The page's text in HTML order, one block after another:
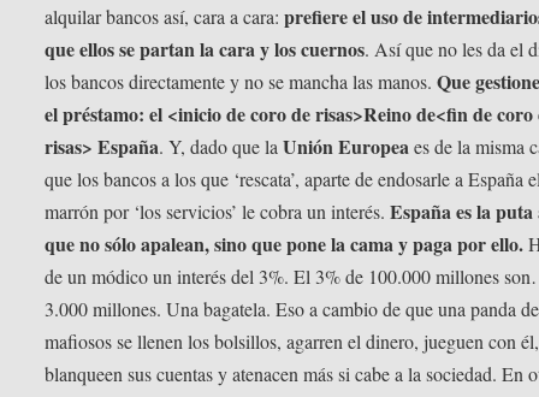
alquilar bancos así, cara a cara:prefiere el uso de
que ellos se partan la cara y los cuernos. Así que no les da el
los bancos directamente y no se mancha las manos.Que
el préstamo: el <inicio de coro de risas>Reino de<fin de coro
risas> España. Y, dado que laUnión Europeaes de la misma
que los bancos a los que ‘rescata’, aparte de endosarle a España
marrón por ‘los servicios’ le cobra un interés.España es la puta
que no sólo apalean, sino que pone la cama y paga por ello.
de un módico un interés del 3%. El 3% de 100.000 millones
3.000 millones. Una bagatela. Eso a cambio de que una panda de
mafiosos se llenen los bolsillos, agarren el dinero, jueguen con él,
blanqueen sus cuentas y atenacen más si cabe a la sociedad. En